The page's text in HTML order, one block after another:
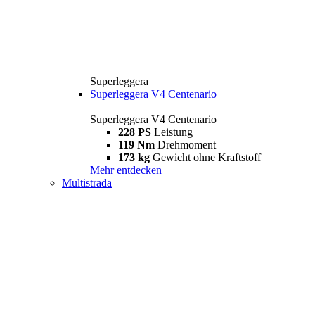
Superleggera
Superleggera V4 Centenario
Superleggera V4 Centenario
228 PS Leistung
119 Nm Drehmoment
173 kg Gewicht ohne Kraftstoff
Mehr entdecken
Multistrada